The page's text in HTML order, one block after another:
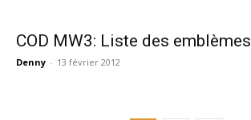
COD MW3: Liste des emblèmes
Denny - 13 février 2012